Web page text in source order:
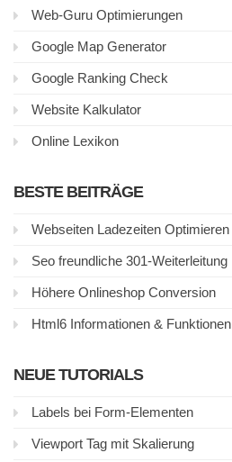
Web-Guru Optimierungen
Google Map Generator
Google Ranking Check
Website Kalkulator
Online Lexikon
BESTE BEITRÄGE
Webseiten Ladezeiten Optimieren
Seo freundliche 301-Weiterleitung
Höhere Onlineshop Conversion
Html6 Informationen & Funktionen
NEUE TUTORIALS
Labels bei Form-Elementen
Viewport Tag mit Skalierung